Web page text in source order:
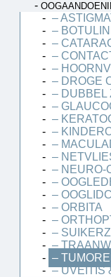
–
–
–
–
–
– DROGE
– DUBBEL
–
–
–
–
–
– NEURO-
–
–
– ORBITA
–
–
–
–
– UVEÏTIS